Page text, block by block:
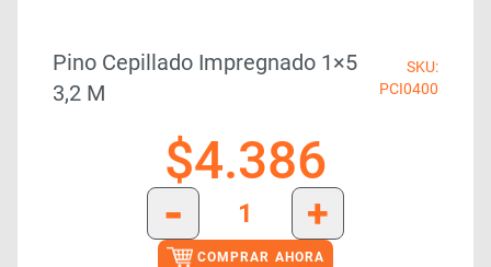
Pino Cepillado Impregnado 1×5
3,2 M
SKU:
PCI0400
$4.386
-
+
COMPRAR AHORA